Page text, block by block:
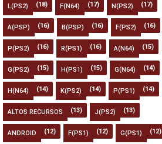
L(PS2) (18) F(N64) (17) N(PS2) (17)
A(PSP) (16) B(PSP) (16) F(PS2) (16)
P(PS2) (16) R(PS1) (16) A(N64) (15)
G(PS2) (15) H(PS1) (15) G(N64) (14)
H(N64) (14) K(PS2) (14) P(PS1) (14)
ALTOS RECURSOS (13) J(PS2) (13)
ANDROID (12) F(PS1) (12) G(PS1) (12)